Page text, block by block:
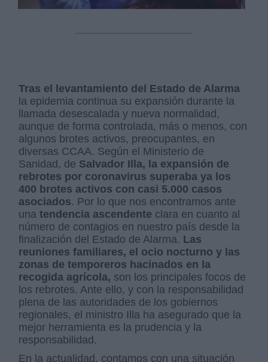
Tras el levantamiento del Estado de Alarma
la epidemia continua su expansión durante la
llamada desescalada y nueva normalidad,
aunque de forma controlada, más o menos, con
algunos brotes activos, preocupantes, en
diversas CCAA. Según el Ministerio de
Sanidad, de Salvador Illa, la expansión de
rebrotes por coronavirus superaba ya los
400 brotes activos con casi 5.000 casos
asociados. Por lo que nos encontramos ante
unatendencia ascendente clara en cuanto al
número de contagios en nuestro país desde la
finalización del Estado de Alarma. Las
reuniones familiares, el ocio nocturno y las
zonas de temporeros hacinados en la
recogida agrícola, son los principales focos de
los rebrotes. Ante ello, y con la responsabilidad
plena de las autoridades de los gobiernos
regionales, el ministro Illa ha asegurado que la
mejor herramienta es la prudencia y la
responsabilidad.
En la actualidad, contamos con una situación